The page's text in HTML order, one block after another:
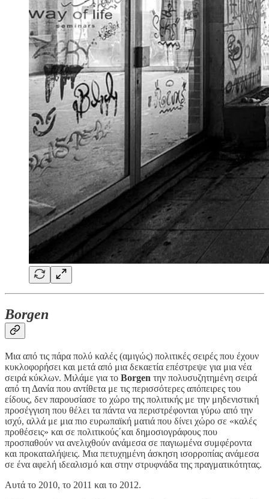
Borgen
Mια από τις πάρα πολύ καλές (αμιγώς) πολιτικές σειρές που έχουν
κυκλοφορήσει και μετά από μια δεκαετία επέστρεψε για μια νέα
σειρά κύκλων. Μιλάμε για το Borgen την πολυσυζητημένη σειρά
από τη Δανία που αντίθετα με τις περισσότερες απόπειρες του
είδους, δεν παρουσίασε το χώρο της πολιτικής με την μηδενιστική
προσέγγιση που θέλει τα πάντα να περιστρέφονται γύρω από την
ισχύ, αλλά με μια πιο ευρωπαϊκή ματιά που δίνει χώρο σε «καλές
προθέσεις» και σε πολιτικούς΄και δημοσιογράφους που
προσπαθούν να ανελιχθούν ανάμεσα σε παγιωμένα συμφέροντα
και προκαταλήψεις. Μια πετυχημένη άσκηση ισορροπίας ανάμεσα
σε ένα αφελή ιδεαλισμό και στην στρυφνάδα της πραγματικότητας.
Αυτά το 2010, το 2011 και το 2012.